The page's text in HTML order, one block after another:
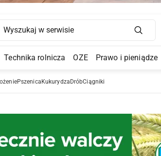
Main Navigation
Submenu
Technika rolnicza OZE Prawo i pieniądze
Pszenica Kukurydza DróbCiągniki